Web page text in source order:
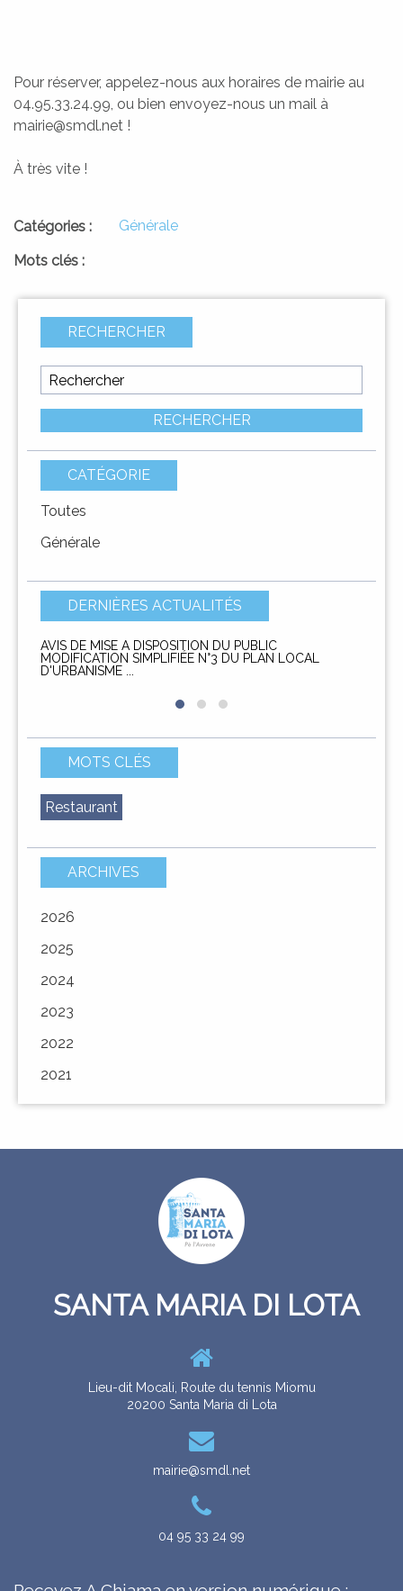
A SQUADRA
L'ÉQUIPE
LES CONSEILS MUNICIPAUX
DIMARCHJE
URBANISME
I PAISOLI
LES HAMEAUX
RECHERCHER
RECHERCHER
CATÉGORIE
Toutes
Générale
DERNIÈRES ACTUALITÉS
AVIS DE MISE A DISPOSITION DU PUBLIC
MODIFICATION SIMPLIFIÉE N°3 DU PLAN LOCAL
D'URBANISME ...
MOTS CLÉS
Restaurant
ARCHIVES
2026
2025
2024
2023
2022
2021
Pour réserver, appelez-nous aux horaires de mairie au
04.95.33.24.99, ou bien envoyez-nous un mail à
mairie@smdl.net !
À très vite !
Catégories : Générale
Mots clés :
SANTA MARIA DI LOTA
Lieu-dit Mocali, Route du tennis Miomu
20200 Santa Maria di Lota
mairie@smdl.net
04 95 33 24 99